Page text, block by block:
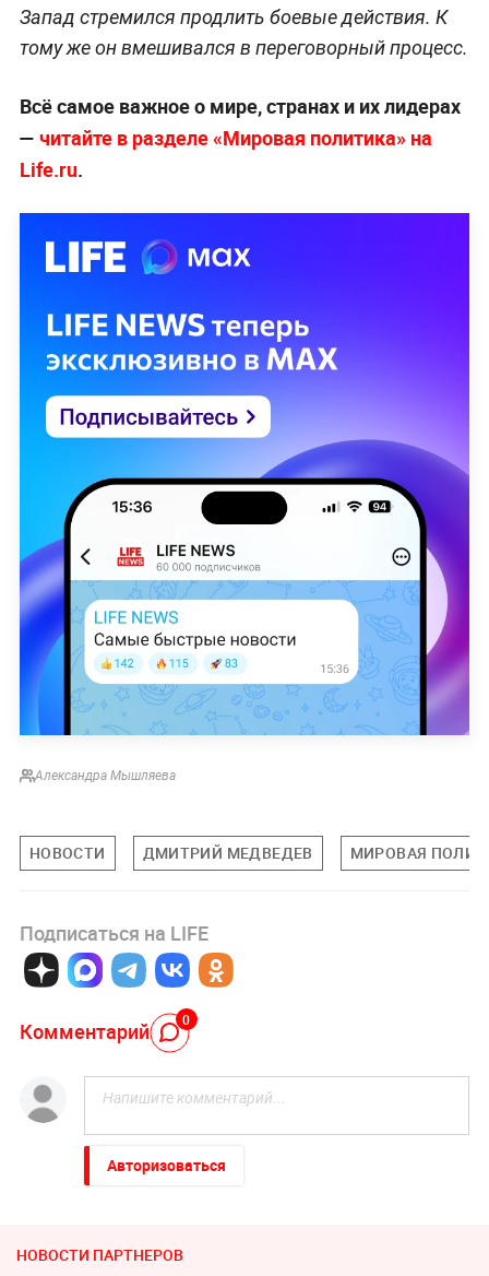
Запад стремился продлить боевые действия. К
тому же он вмешивался в переговорный процесс.
Всё самое важное о мире, странах и их лидерах
— читайте в разделе «Мировая политика» на
Life.ru.
Александра Мышляева
НОВОСТИ ДМИТРИЙ МЕДВЕДЕВ МИРОВАЯ
Подписаться на LIFE
Комментарий 0
Авторизоваться
НОВОСТИ ПАРТНЕРОВ